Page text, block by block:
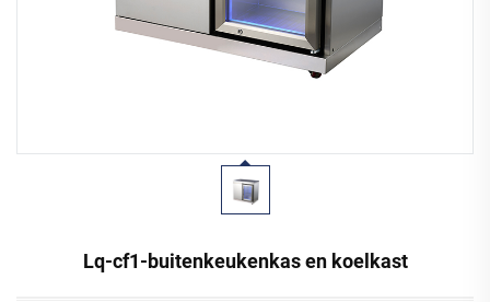
Lq-cf1-buitenkeukenkas en koelkast